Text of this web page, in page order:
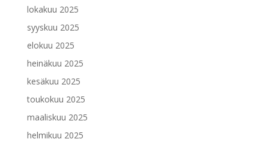
lokakuu 2025
syyskuu 2025
elokuu 2025
heinäkuu 2025
kesäkuu 2025
toukokuu 2025
maaliskuu 2025
helmikuu 2025